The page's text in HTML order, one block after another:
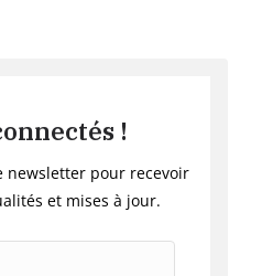
!
newsletter pour recevoir
et mises à jour.